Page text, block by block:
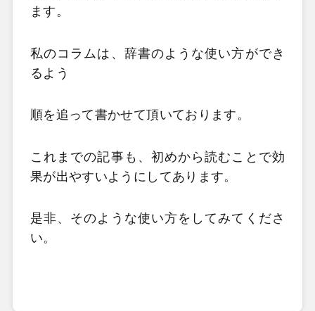
ます。
私のコラムは、辞書のような使い方ができ
るよう
順を追って書かせて頂いております。
これまでの記事も、初めから読むことで効
果が出やすいようにしてあります。
是非、そのような使い方をしてみてくださ
い。